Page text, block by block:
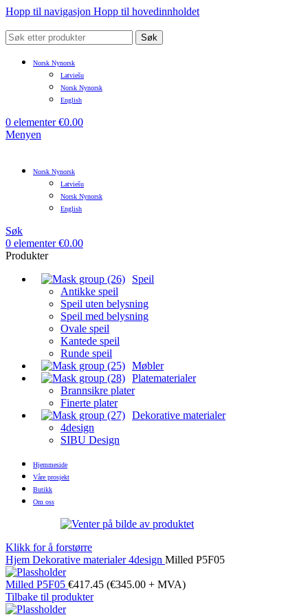
Hopp til navigasjon Hopp til hovedinnholdet
Søk
Norsk Nynorsk
Latviešu
Norsk Nynorsk
English
0 elementer €0.00
Menyen
Norsk Nynorsk
Latviešu
Norsk Nynorsk
English
Søk
0 elementer €0.00
Produkter
Speil
Antikke speil
Speil uten belysning
Speil med belysning
Ovale speil
Kantede speil
Runde speil
Møbler
Platematerialer
Brannsikre plater
Finerte plater
Dekorative materialer
4design
SIBU Design
Hjemmeside
Våre prosjekt
Butikk
Om oss
Klikk for å forstørre
Hjem Dekorative materialer4design Milled P5F05
Milled P5F05 €417.45 (€345.00 + MVA)
Tilbake til produkter